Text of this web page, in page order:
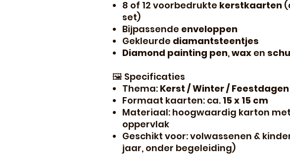
8 of 12 voorbedrukte kerstkaarten
set)
Bijpassende enveloppen
Gekleurde diamantsteentjes
Diamond painting pen,wax en
🖼️ Specificaties
Thema: Kerst / Winter / Feestdagen
Formaat kaarten: ca. 15 x 15 cm
Materiaal: hoogwaardig karton
oppervlak
Geschikt voor: volwassenen &
jaar, onder begeleiding)